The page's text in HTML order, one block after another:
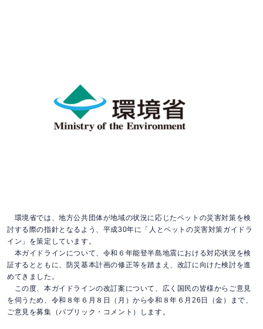
環境省では、地方公共団体が地域の状況に応じたペットの災害対策を検
討する際の指針となるよう、平成30年に「人とペットの災害対策ガイドラ
イン」を策定しています。
本ガイドラインについて、令和６年能登半島地震における対応状況を検
証するとともに、防災基本計画の修正等を踏まえ、改訂に向けた検討を進
めてきました。
この度、本ガイドラインの改訂案について、広く国民の皆様からご意見
を伺うため、令和８年６月８日（月）から令和８年６月26日（金）まで、
ご意見を募集（パブリック・コメント）します。